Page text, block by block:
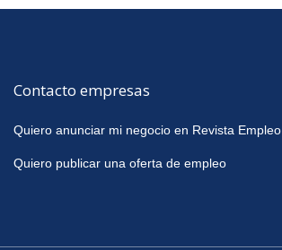
Contacto empresas
Quiero anunciar mi negocio en Revista Empleo
Quiero publicar una oferta de empleo